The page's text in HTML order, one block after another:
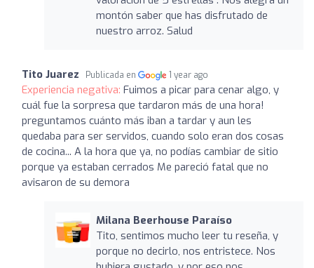
montón saber que has disfrutado de
nuestro arroz. Salud
Tito Juarez Publicada en 1 year ago
Experiencia negativa: Fuimos a picar para cenar algo, y
cuál fue la sorpresa que tardaron más de una hora!
preguntamos cuánto más iban a tardar y aun les
quedaba para ser servidos, cuando solo eran dos cosas
de cocina... A la hora que ya, no podías cambiar de sitio
porque ya estaban cerrados Me pareció fatal que no
avisaron de su demora
Milana Beerhouse Paraíso
Tito, sentimos mucho leer tu reseña, y
porque no decirlo, nos entristece. Nos